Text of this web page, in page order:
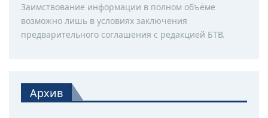
Заимствование информации в полном объёме
возможно лишь в условиях заключения
предварительного соглашения с редакцией БТВ.
Архив